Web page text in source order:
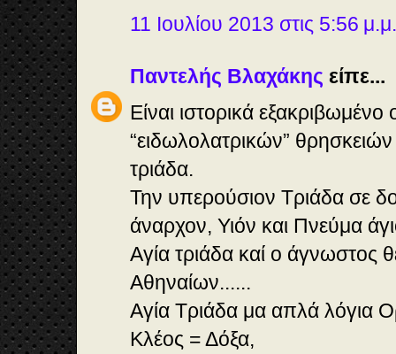
11 Ιουλίου 2013 στις 5:56 μ.μ.
Παντελής Βλαχάκης είπε...
Είναι ιστορικά
“ειδωλολατρικών”
τριάδα.
Την υπερούσιον Τριάδα σε
άναρχον, Υιόν και Πνεύμα
Αγία τριάδα καί ο άγνωστος
Αθηναίων......
Αγία Τριάδα μα απλά λόγια
Κλέος = Δόξα,